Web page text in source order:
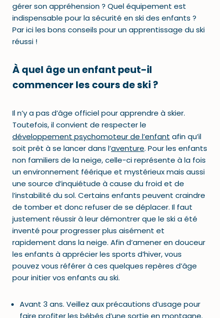
gérer son appréhension ? Quel équipement est
indispensable pour la sécurité en ski des enfants ?
Par ici les bons conseils pour un apprentissage du ski
réussi !
À quel âge un enfant peut-il
commencer les cours de ski?
Il n’y a pas d’âge officiel pour apprendre à skier.
Toutefois, il convient de respecter le
développement psychomoteur de l’enfant afin qu’il
soit prêt à se lancer dans l’aventure. Pour les enfants
non familiers de la neige, celle-ci représente à la fois
un environnement féérique et mystérieux mais aussi
une source d’inquiétude à cause du froid et de
l’instabilité du sol. Certains enfants peuvent craindre
de tomber et donc refuser de se déplacer. Il faut
justement réussir à leur démontrer que le ski a été
inventé pour progresser plus aisément et
rapidement dans la neige. Afin d’amener en douceur
les enfants à apprécier les sports d’hiver, vous
pouvez vous référer à ces quelques repères d’âge
pour initier vos enfants au ski.
Avant 3 ans. Veillez aux précautions d’usage pour
faire profiter les bébés d’une sortie en montagne.